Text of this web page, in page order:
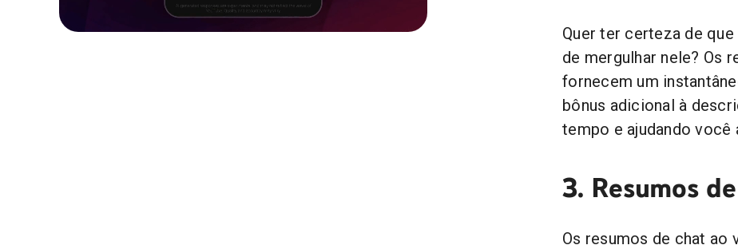
Quer ter certeza de
de mergulhar nele? Os
fornecem um
bônus adicional à
tempo e ajudando
3. Resumos
Os resumos de chat ao